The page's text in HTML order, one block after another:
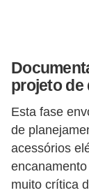
projeto de
Esta fase
de
acessórios
muito crítica